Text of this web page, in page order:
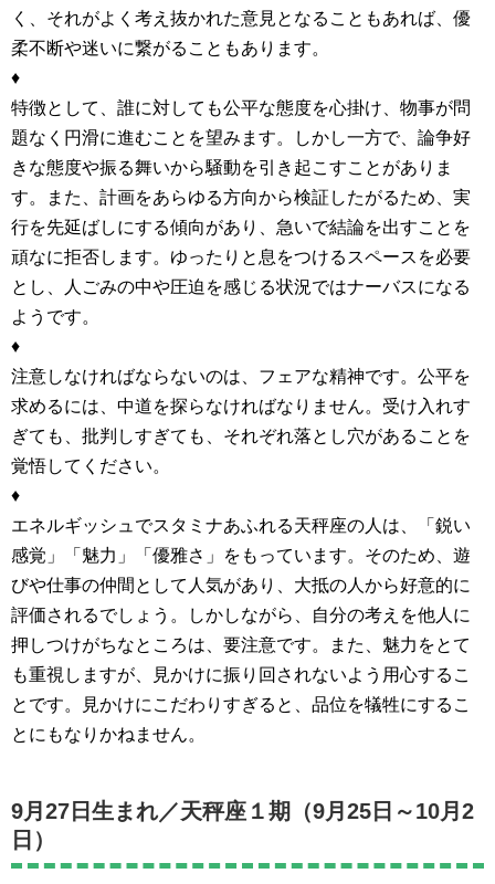
く、それがよく考え抜かれた意見となることもあれば、優
柔不断や迷いに繋がることもあります。
♦
特徴として、誰に対しても公平な態度を心掛け、物事が問
題なく円滑に進むことを望みます。しかし一方で、論争好
きな態度や振る舞いから騒動を引き起こすことがありま
す。また、計画をあらゆる方向から検証したがるため、実
行を先延ばしにする傾向があり、急いで結論を出すことを
頑なに拒否します。ゆったりと息をつけるスペースを必要
とし、人ごみの中や圧迫を感じる状況ではナーバスになる
ようです。
♦
注意しなければならないのは、フェアな精神です。公平を
求めるには、中道を探らなければなりません。受け入れす
ぎても、批判しすぎても、それぞれ落とし穴があることを
覚悟してください。
♦
エネルギッシュでスタミナあふれる天秤座の人は、「鋭い
感覚」「魅力」「優雅さ」をもっています。そのため、遊
びや仕事の仲間として人気があり、大抵の人から好意的に
評価されるでしょう。しかしながら、自分の考えを他人に
押しつけがちなところは、要注意です。また、魅力をとて
も重視しますが、見かけに振り回されないよう用心するこ
とです。見かけにこだわりすぎると、品位を犠牲にするこ
とにもなりかねません。
9月27日生まれ／天秤座１期（9月25日～10月2
日）